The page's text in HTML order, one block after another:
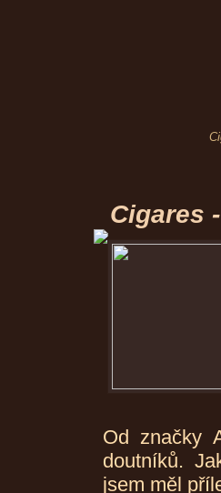
Cigares
Od značky
doutníků.
jsem měl